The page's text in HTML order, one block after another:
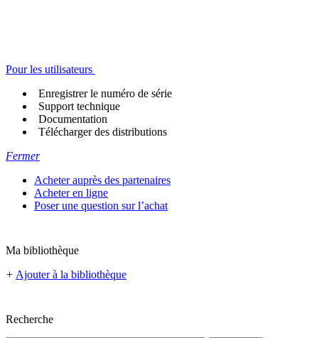
Pour les utilisateurs
Enregistrer le numéro de série
Support technique
Documentation
Télécharger des distributions
Fermer
Acheter auprès des partenaires
Acheter en ligne
Poser une question sur l’achat
Ma bibliothèque
+ Ajouter à la bibliothèque
Recherche